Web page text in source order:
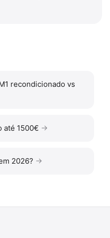
recondicionado vs
até 1500€
2026?